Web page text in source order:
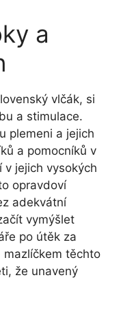
a
vlčák, si
a stimulace.
plemeni a jejich
a pomocníků v
jejich vysokých
opravdoví
adekvátní
vymýšlet
po útěk za
těchto
že unavený